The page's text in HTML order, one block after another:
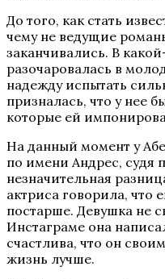
До того, как стать
чему не ведущие
заканчивались. В
разочаровалась в
надежду испытать
призналась, что у нее
которые ей
На данный момент у
по имени Андрес, судя
незначительная
актриса говорила, что
постарше. Девушка не
Инстаграме она
счастлива, что он
жизнь лучше.